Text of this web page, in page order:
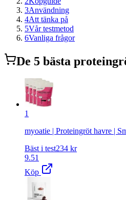
3Användning
4Att tänka på
5Vår testmetod
6Vanliga frågor
De 5 bästa
1
myoatie | Proteingröt havre |
Bäst i test234 kr
9.51
Köp